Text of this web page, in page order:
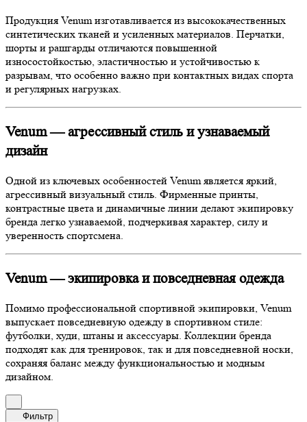
Продукция Venum изготавливается из высококачественных
синтетических тканей и усиленных материалов. Перчатки,
шорты и рашгарды отличаются повышенной
износостойкостью, эластичностью и устойчивостью к
разрывам, что особенно важно при контактных видах спорта
и регулярных нагрузках.
Venum — агрессивный стиль и узнаваемый
дизайн
Одной из ключевых особенностей Venum является яркий,
агрессивный визуальный стиль. Фирменные принты,
контрастные цвета и динамичные линии делают экипировку
бренда легко узнаваемой, подчеркивая характер, силу и
уверенность спортсмена.
Venum — экипировка и повседневная одежда
Помимо профессиональной спортивной экипировки, Venum
выпускает повседневную одежду в спортивном стиле:
футболки, худи, штаны и аксессуары. Коллекции бренда
подходят как для тренировок, так и для повседневной носки,
сохраняя баланс между функциональностью и модным
дизайном.
Фильтр